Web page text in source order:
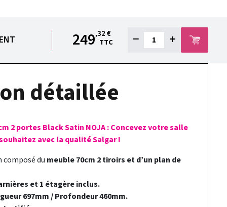
249,32 €
TTC
− +
détaillée
2 portes Black Satin NOJA : Concevez votre salle
avec la qualité Salgar !
composé du meuble 70cm 2 tiroirs et d’un plan de
et 1 étagère inclus.
697mm / Profondeur 460mm.